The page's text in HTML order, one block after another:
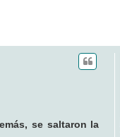
se saltaron la